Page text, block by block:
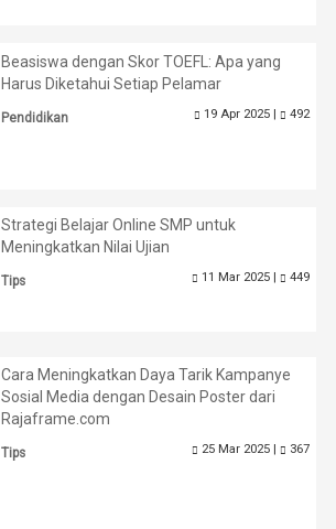
Beasiswa dengan Skor TOEFL: Apa yang
Harus Diketahui Setiap Pelamar
Pendidikan 19 Apr 2025 | 492
Strategi Belajar Online SMP untuk
Meningkatkan Nilai Ujian
Tips 11 Mar 2025 | 449
Cara Meningkatkan Daya Tarik Kampanye
Sosial Media dengan Desain Poster dari
Rajaframe.com
Tips 25 Mar 2025 | 367